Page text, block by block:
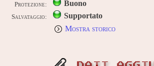
Protezione: Buono
Salvataggio:
Supportato
Mostra storico